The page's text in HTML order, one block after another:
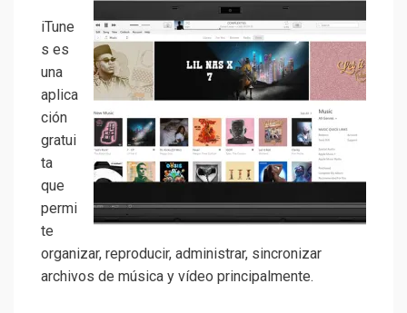
iTune
s es
una
aplica
ción
gratui
ta
que
permi
te
organizar, reproducir, administrar, sincronizar
archivos de música y vídeo principalmente.